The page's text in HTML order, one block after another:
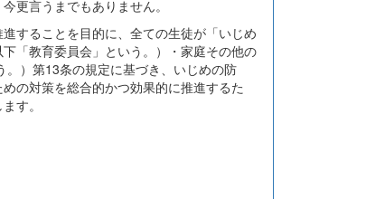
更言うまでもありません。
することを目的に、全ての生徒が「いじめ
「教育委員会」という。）・家庭その他の
）第13条の規定に基づき、いじめの防
の対策を総合的かつ効果的に推進するた
す。